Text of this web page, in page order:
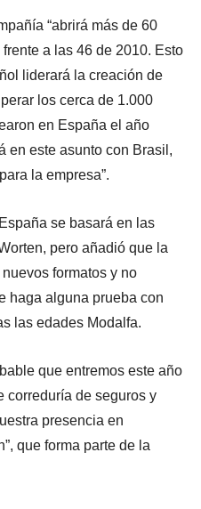
“abrirá más de 60
a las 46 de 2010. Esto
liderará la creación de
los cerca de 1.000
en España el año
en este asunto con Brasil,
la empresa”.
se basará en las
pero añadió que la
formatos y no
haga alguna prueba con
las edades Modalfa.
que entremos este año
correduría de seguros y
presencia en
que forma parte de la